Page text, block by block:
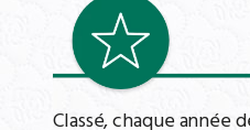
Classé, chaque année